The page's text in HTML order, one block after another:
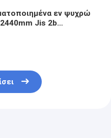
εν ψυχρώ
Jis 2b